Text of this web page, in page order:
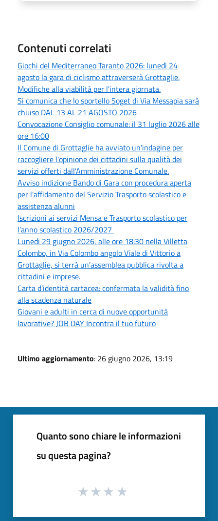
Contenuti correlati
Giochi del Mediterraneo Taranto 2026: lunedì 24
agosto la gara di ciclismo attraverserà Grottaglie.
Modifiche alla viabilità per l'intera giornata.
Si comunica che lo sportello Soget di Via Messapia sarà
chiuso DAL 13 AL 21 AGOSTO 2026
Convocazione Consiglio comunale: il 31 luglio 2026 alle
ore 16:00
Il Comune di Grottaglie ha avviato un'indagine per
raccogliere l'opinione dei cittadini sulla qualità dei
servizi offerti dall'Amministrazione Comunale.
Avviso indizione Bando di Gara con procedura aperta
per l'affidamento del Servizio Trasporto scolastico e
assistenza alunni
Iscrizioni ai servizi Mensa e Trasporto scolastico per
l’anno scolastico 2026/2027
Lunedì 29 giugno 2026, alle ore 18:30 nella Villetta
Colombo, in Via Colombo angolo Viale di Vittorio a
Grottaglie, si terrà un’assemblea pubblica rivolta a
cittadini e imprese.
Carta d’identità cartacea: confermata la validità fino
alla scadenza naturale
Giovani e adulti in cerca di nuove opportunità
lavorative? JOB DAY Incontra il tuo futuro
Ultimo aggiornamento: 26 giugno 2026, 13:19
Quanto sono chiare le informazioni
su questa pagina?